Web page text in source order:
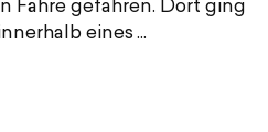
eines